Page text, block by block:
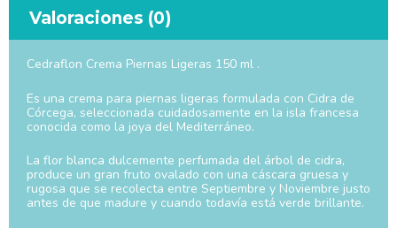
Valoraciones (0)
Cedraflon Crema Piernas Ligeras 150 ml .
Es una crema para piernas ligeras formulada con Cidra de
Córcega, seleccionada cuidadosamente en la isla francesa
conocida como la joya del Mediterráneo.
La flor blanca dulcemente perfumada del árbol de cidra,
produce un gran fruto ovalado con una cáscara gruesa y
rugosa que se recolecta entre Septiembre y Noviembre justo
antes de que madure y cuando todavía está verde brillante.